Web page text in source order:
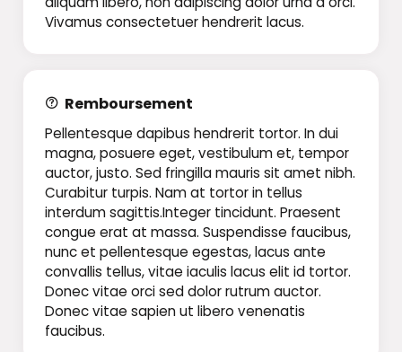
Vivamus consectetuer hendrerit lacus.
Remboursement
Pellentesque dapibus hendrerit tortor. In dui
magna, posuere eget, vestibulum et, tempor
auctor, justo. Sed fringilla mauris sit amet nibh.
Curabitur turpis. Nam at tortor in tellus
interdum sagittis.Integer tincidunt. Praesent
congue erat at massa. Suspendisse faucibus,
nunc et pellentesque egestas, lacus ante
convallis tellus, vitae iaculis lacus elit id tortor.
Donec vitae orci sed dolor rutrum auctor.
Donec vitae sapien ut libero venenatis
faucibus.